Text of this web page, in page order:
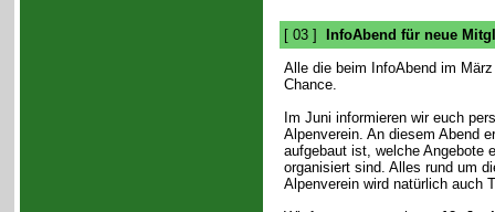
[ 03 ]
InfoAbend für neue
Alle die beim InfoAbend im
Chance.
Im Juni informieren wir euch
Alpenverein. An diesem Abend
aufgebaut ist, welche Angebote
organisiert sind. Alles rund um
Alpenverein wird natürlich auch